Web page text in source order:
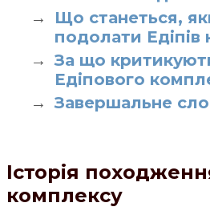
Що станеться,
подолати Едіпів
За що
Едіпового
Завершальне
Історія
комплексу